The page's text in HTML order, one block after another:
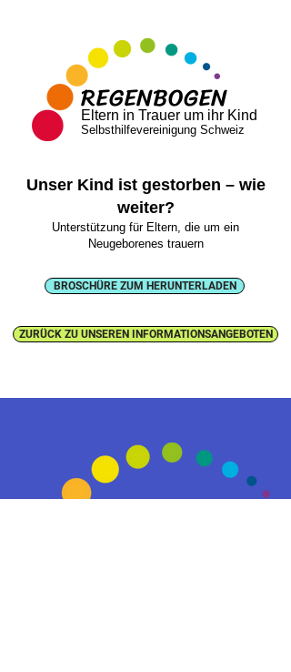
REGENBOGEN
Eltern in Trauer um ihr Kind
Selbsthilfevereinigung Schweiz
Unser Kind ist gestorben – wie
weiter?
Unterstützung für Eltern, die um ein
Neugeborenes trauern
BROSCHÜRE ZUM HERUNTERLADEN
ZURÜCK ZU UNSEREN INFORMATIONSANGEBOTEN